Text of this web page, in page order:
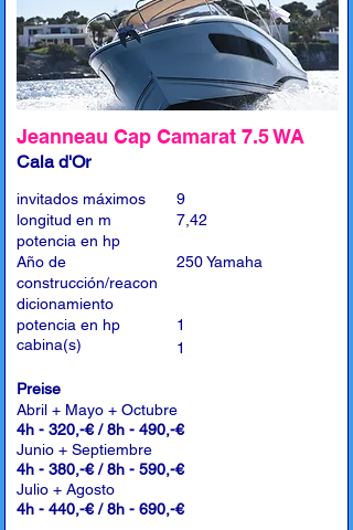
Jeanneau Cap Camarat 7.5 WA
Cala d'Or
invitados máximos
longitud en m
potencia en hp
Año de
construcción/reacon
dicionamiento
potencia en hp
cabina(s)
9
7,42
250 Yamaha
1
1
Preise
Abril + Mayo + Octubre
4h - 320,-€ / 8h - 490,-€
Junio + Septiembre
4h - 380,-€ / 8h - 590,-€
Julio + Agosto
4h - 440,-€ / 8h - 690,-€